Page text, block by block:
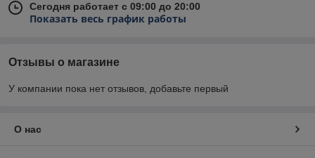
Сегодня работает с 09:00 до 20:00
Показать весь график работы
Отзывы о магазине
У компании пока нет отзывов, добавьте первый
О нас